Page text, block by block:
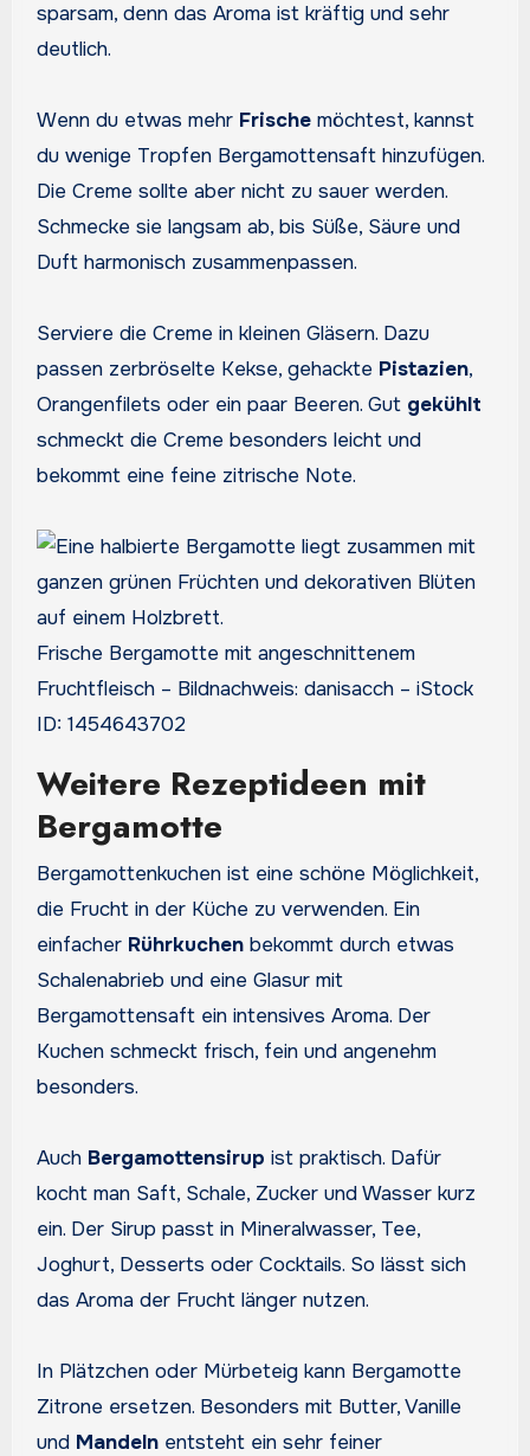
sparsam, denn das Aroma ist kräftig und sehr
deutlich.
Wenn du etwas mehr Frischemöchtest, kannst
du wenige Tropfen Bergamottensaft hinzufügen.
Die Creme sollte aber nicht zu sauer werden.
Schmecke sie langsam ab, bis Süße, Säure und
Duft harmonisch zusammenpassen.
Serviere die Creme in kleinen Gläsern. Dazu
passen zerbröselte Kekse, gehackte Pistazien,
Orangenfilets oder ein paar Beeren. Gut gekühlt
schmeckt die Creme besonders leicht und
bekommt eine feine zitrische Note.
Frische Bergamotte mit angeschnittenem
Fruchtfleisch – Bildnachweis: danisacch – iStock
ID: 1454643702
Weitere Rezeptideen mit
Bergamotte
Bergamottenkuchen ist eine schöne Möglichkeit,
die Frucht in der Küche zu verwenden. Ein
einfacher Rührkuchenbekommt durch etwas
Schalenabrieb und eine Glasur mit
Bergamottensaft ein intensives Aroma. Der
Kuchen schmeckt frisch, fein und angenehm
besonders.
Auch Bergamottensirup ist praktisch. Dafür
kocht man Saft, Schale, Zucker und Wasser kurz
ein. Der Sirup passt in Mineralwasser, Tee,
Joghurt, Desserts oder Cocktails. So lässt sich
das Aroma der Frucht länger nutzen.
In Plätzchen oder Mürbeteig kann Bergamotte
Zitrone ersetzen. Besonders mit Butter, Vanille
und Mandelnentsteht ein sehr feiner